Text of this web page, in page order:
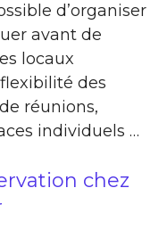
d’organiser
avant de
locaux
des
réunions,
individuels …
chez